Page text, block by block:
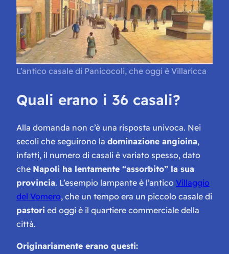
L’antico casale di Panicocoli, che oggi è Villaricca
Quali erano i 36 casali?
Alla domanda non c’è una risposta univoca. Nei
secoli che seguirono la dominazione angioina,
infatti, il numero di casali è variato spesso, dato
che Napoli ha lentamente “assorbito” la sua
provincia. L’esempio lampante è l’antico Villaggio
del Vomero, che un tempo era un piccolo casale di
pastori ed oggi è il quartiere commerciale della
città.
Originariamente erano questi: